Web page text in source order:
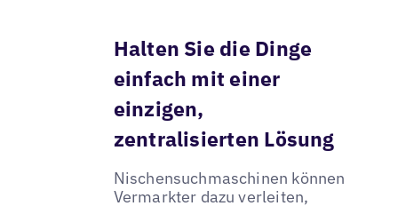
Halten Sie die Dinge
einfach mit einer
einzigen,
zentralisierten Lösung
Nischensuchmaschinen können
Vermarkter dazu verleiten,